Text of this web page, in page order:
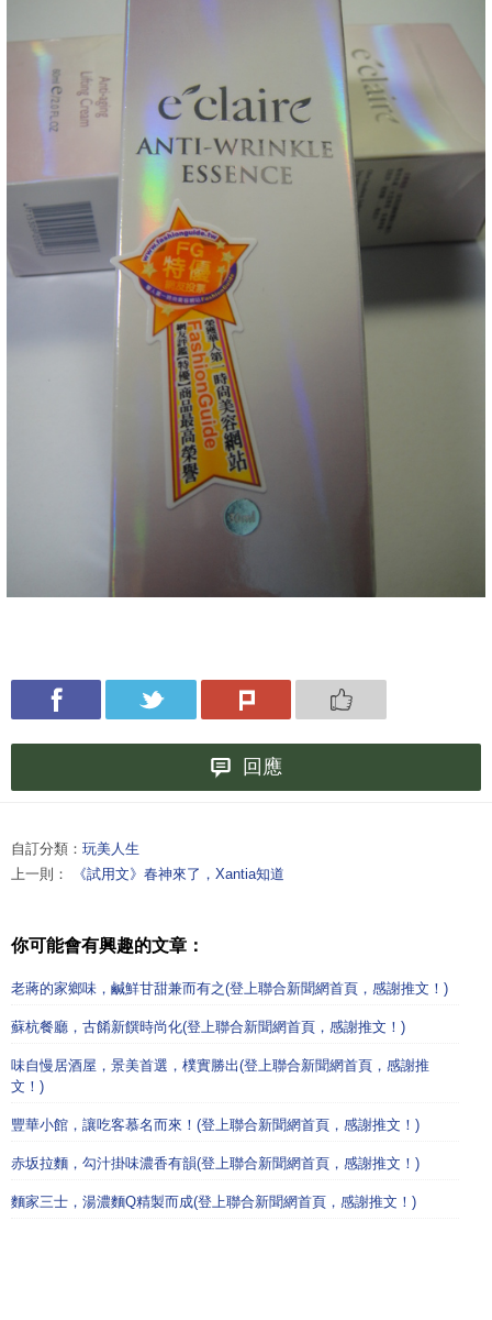
回應
自訂分類： 玩美人生
上一則：
《試用文》春神來了，Xantia知道
你可能會有興趣的文章：
老蔣的家鄉味，鹹鮮甘甜兼而有之(登上聯合新聞網首頁，感謝推文！)
蘇杭餐廳，古餚新饌時尚化(登上聯合新聞網首頁，感謝推文！)
味自慢居酒屋，景美首選，樸實勝出(登上聯合新聞網首頁，感謝推
文！)
豐華小館，讓吃客慕名而來！(登上聯合新聞網首頁，感謝推文！)
赤坂拉麵，勾汁掛味濃香有韻(登上聯合新聞網首頁，感謝推文！)
麵家三士，湯濃麵Q精製而成(登上聯合新聞網首頁，感謝推文！)